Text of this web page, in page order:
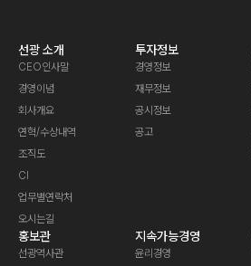
선광 소개
CEO인사말
경영이념
회사개요
연혁/수상내역
조직도
CI
업무별연락처
오시는길
투자정보
경영정보
재무정보
공시정보
공고
홍보관
선광역사관
지속가능경영
윤리경영